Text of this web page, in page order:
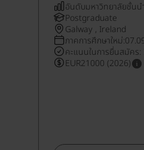
อันดับมหาวิทยาลัยชั้นน
Postgraduate
Galway , Ireland
ภาคการศึกษาใหม่
คะแนนในการยื่นสมัคร:
EUR21000 (2026)